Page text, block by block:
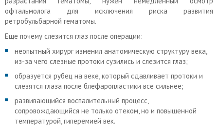
офтальмолога для исключения риска развития
ретробульбарной гематомы.
Еще почему слезится глаз после операции:
неопытный хирург изменил анатомическую структуру века,
из-за чего слезные протоки сузились и слезится глаз;
образуется рубец на веке, который сдавливает протоки и
слезятся глаза после блефаропластики все сильнее;
развивающийся воспалительный процесс,
сопровождающийся не только отеком, но и повышенной
температурой, гиперемией век.